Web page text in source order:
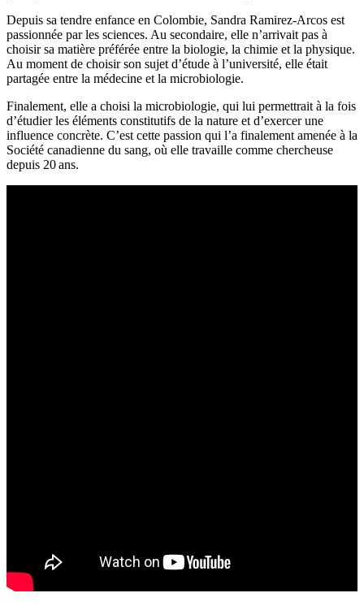
Depuis sa tendre enfance en Colombie, Sandra Ramirez-Arcos est
passionnée par les sciences. Au secondaire, elle n’arrivait pas à
choisir sa matière préférée entre la biologie, la chimie et la physique.
Au moment de choisir son sujet d’étude à l’université, elle était
partagée entre la médecine et la microbiologie.
Finalement, elle a choisi la microbiologie, qui lui permettrait à la fois
d’étudier les éléments constitutifs de la nature et d’exercer une
influence concrète. C’est cette passion qui l’a finalement amenée à la
Société canadienne du sang, où elle travaille comme chercheuse
depuis 20 ans.